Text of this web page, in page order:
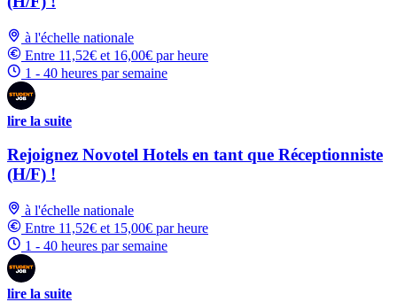
à l'échelle nationale
Entre 11,52€ et 16,00€ par heure
1 - 40 heures par semaine
lire la suite
Rejoignez Novotel Hotels en tant que Réceptionniste
(H/F) !
à l'échelle nationale
Entre 11,52€ et 15,00€ par heure
1 - 40 heures par semaine
lire la suite